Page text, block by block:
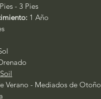
- 3 Pies
1 Año
Verano - Mediados de Otoño